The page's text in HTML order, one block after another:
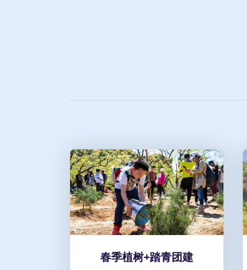
春季植树+踏青团建